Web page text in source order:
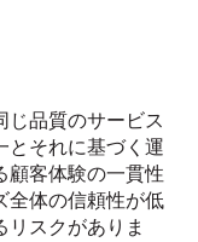
じ品質のサービス
とそれに基づく運
顧客体験の一貫性
全体の信頼性が低
スクがありま